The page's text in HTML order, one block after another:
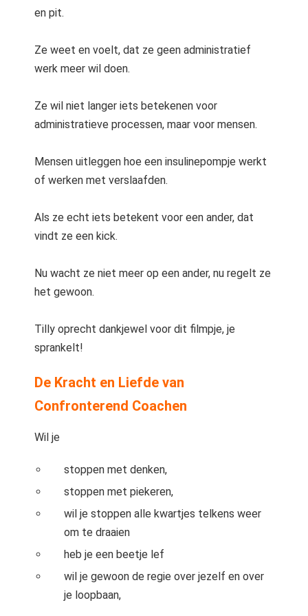
en pit.
Ze weet en voelt, dat ze geen administratief
werk meer wil doen.
Ze wil niet langer iets betekenen voor
administratieve processen, maar voor mensen.
Mensen uitleggen hoe een insulinepompje werkt
of werken met verslaafden.
Als ze echt iets betekent voor een ander, dat
vindt ze een kick.
Nu wacht ze niet meer op een ander, nu regelt ze
het gewoon.
Tilly oprecht dankjewel voor dit filmpje, je
sprankelt!
De Kracht en Liefde van
Confronterend Coachen
Wil je
stoppen met denken,
stoppen met piekeren,
wil je stoppen alle kwartjes telkens weer
om te draaien
heb je een beetje lef
wil je gewoon de regie over jezelf en over
je loopbaan,